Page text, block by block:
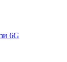
6G